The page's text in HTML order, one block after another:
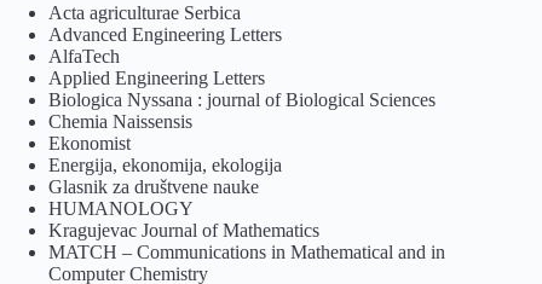
Acta agriculturae Serbica
Advanced Engineering Letters
AlfaTech
Applied Engineering Letters
Biologica Nyssana : journal of Biological Sciences
Chemia Naissensis
Ekonomist
Energija, ekonomija, ekologija
Glasnik za društvene nauke
HUMANOLOGY
Kragujevac Journal of Mathematics
MATCH – Communications in Mathematical and in
Computer Chemistry